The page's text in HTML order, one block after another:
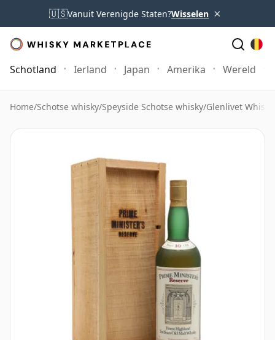
🇺🇸Vanuit Verenigde Staten?Wisselen ×
Schotland Ierland Japan Amerika Wereld
Home/Schotse whisky/Speyside Schotse whisky/Glenlivet Whisky